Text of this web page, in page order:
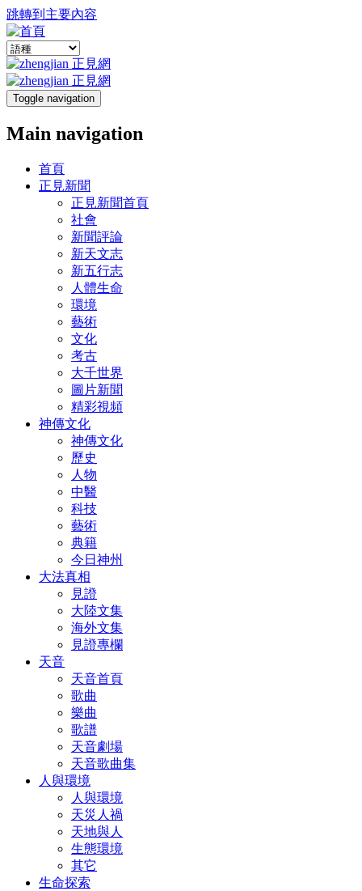
跳轉到主要內容
Toggle navigation
Main navigation
首頁
正見新聞
正見新聞首頁
社會
新聞評論
新天文志
新五行志
人體生命
環境
藝術
文化
考古
大千世界
圖片新聞
精彩視頻
神傳文化
神傳文化
歷史
人物
中醫
科技
藝術
典籍
今日神州
大法真相
見證
大陸文集
海外文集
見證專欄
天音
天音首頁
歌曲
樂曲
歌譜
天音劇場
天音歌曲集
人與環境
人與環境
天災人禍
天地與人
生態環境
其它
生命探索